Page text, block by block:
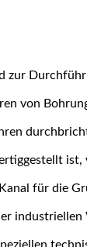
zur
von
für die
industriellen